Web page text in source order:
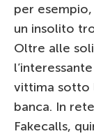
per
un insolito
Oltre alle
vittima sotto
banca. In
Fakecalls,